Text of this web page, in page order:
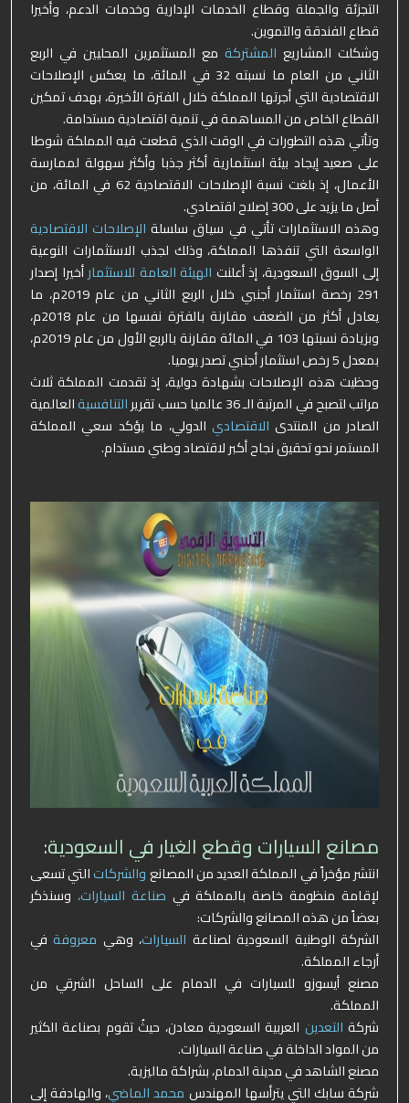
التجزئة والجملة وقطاع الخدمات الإدارية وخدمات الدعم، وأخيرا
قطاع الفندقة والتموين.
وشكلت المشاريع المشتركة مع المستثمرين المحليين في الربع
الثاني من العام ما نسبته 32 في المائة، ما يعكس الإصلاحات
الاقتصادية التي أجرتها المملكة خلال الفترة الأخيرة، بهدف تمكين
القطاع الخاص من المساهمة في تنمية اقتصادية مستدامة.
وتأتي هذه التطورات في الوقت الذي قطعت فيه المملكة شوطا
على صعيد إيجاد بيئة استثمارية أكثر جذبا وأكثر سهولة لممارسة
الأعمال، إذ بلغت نسبة الإصلاحات الاقتصادية 62 في المائة، من
أصل ما يزيد على 300 إصلاح اقتصادي.
وهذه الاستثمارات تأتي في سياق سلسلةالإصلاحات الاقتصادية
الواسعة التي تنفذها المملكة، وذلك لجذب الاستثمارات النوعية
إلى السوق السعودية، إذ أعلنت الهيئة العامة للاستثمارأخيرا إصدار
291 رخصة استثمار أجنبي خلال الربع الثاني من عام 2019م، ما
يعادل أكثر من الضعف مقارنة بالفترة نفسها من عام 2018م،
وبزيادة نسبتها 103 في المائة مقارنة بالربع الأول من عام 2019م،
بمعدل 5 رخص استثمار أجنبي تصدر يوميا.
وحظيت هذه الإصلاحات بشهادة دولية، إذ تقدمت المملكة ثلاث
مراتب لتصبح في المرتبة الـ 36 عالميا حسب تقرير
التنافسيةالعالمية
الصادر من المنتدى الاقتصادي الدولي، ما يؤكد سعي المملكة
المستمر نحو تحقيق نجاح أكبر لاقتصاد وطني مستدام.
مصانع السيارات وقطع الغيار في السعودية:
انتشر مؤخراً في المملكة العديد من المصانعوالشركاتالتي تسعى
لإقامة منظومة خاصة بالمملكة في صناعة السيارات، وسنذكر
بعضاً من هذه المصانع والشركات:
الشركة الوطنية السعودية لصناعة السيارات، وهي معروفة في
أرجاء المملكة.
مصنع أيسوزو للسيارات في الدمام على الساحل الشرقي من
المملكة.
شركة التعدين العربية السعودية معادن، حيثُ تقوم بصناعة الكثير
من المواد الداخلة في صناعة السيارات.
مصنع الشاهد في مدينة الدمام، بشراكة ماليزية.
شركة سابك التي يترأسها المهندس محمد الماضي، والهادفة إلى